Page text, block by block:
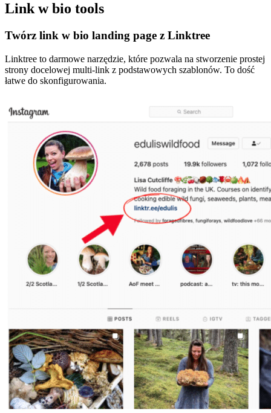
Link w bio tools
Twórz link w bio landing page z Linktree
Linktree to darmowe narzędzie, które pozwala na stworzenie prostej
strony docelowej multi-link z podstawowych szablonów. To dość
łatwe do skonfigurowania.